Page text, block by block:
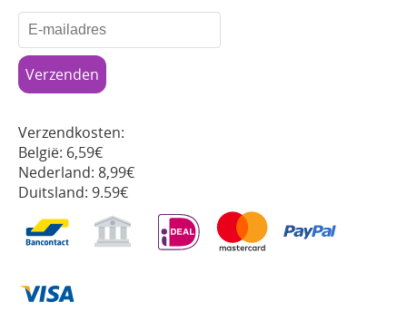
Verzendkosten:
België: 6,59€
Nederland: 8,99€
Duitsland: 9.59€